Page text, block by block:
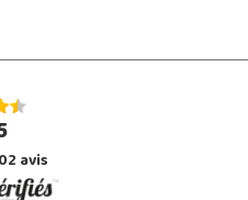
avis